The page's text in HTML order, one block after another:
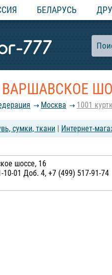
БЕЛАРУСЬ
ВАРШАВСКОЕ
Москва 1001
сумки, ткани | Интернет-
шоссе, 16
10-01 Доб. 4, +7 (499) 517-91-74